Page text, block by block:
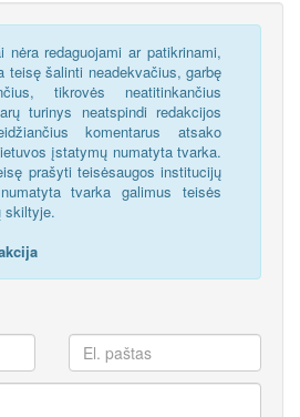
nėra redaguojami ar patikrinami,
teisę šalinti neadekvačius, garbę
tikrovės neatitinkančius
turinys neatspindi redakcijos
komentarus atsako
įstatymų numatyta tvarka.
prašyti teisėsaugos institucijų
tvarka galimus teisės
skiltyje.